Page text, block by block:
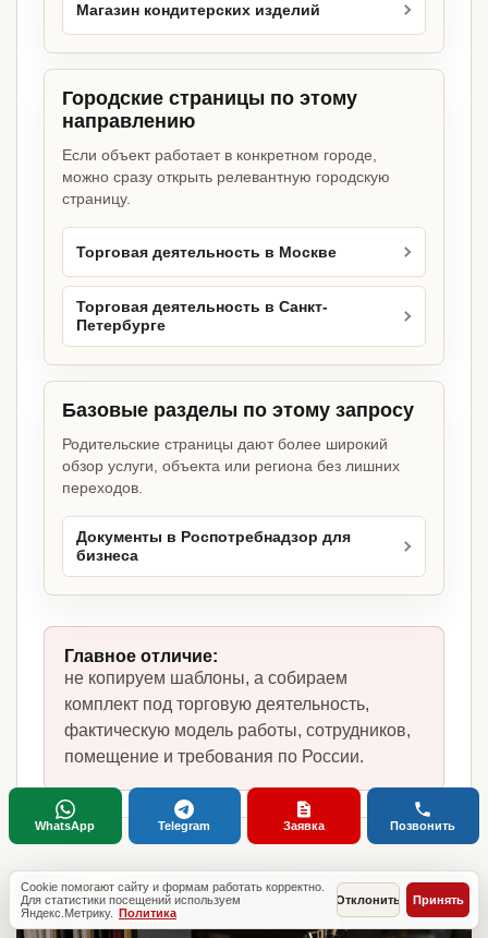
Магазин кондитерских изделий
Городские страницы по этому
направлению
Если объект работает в конкретном городе,
можно сразу открыть релевантную городскую
страницу.
Торговая деятельность в Москве
Торговая деятельность в Санкт-
Петербурге
Базовые разделы по этому запросу
Родительские страницы дают более широкий
обзор услуги, объекта или региона без лишних
переходов.
Документы в Роспотребнадзор для
бизнеса
Главное отличие:
не копируем шаблоны, а собираем
комплект под торговую деятельность,
фактическую модель работы, сотрудников,
помещение и требования по России.
Cookie помогают сайту и формам работать корректно.
Для статистики посещений используем
Яндекс.Метрику. Политика
Отклонить Принять
WhatsApp Telegram Заявка Позвонить